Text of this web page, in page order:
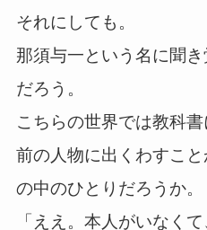
それにしても。
那須与一という名に聞
だろう。
こちらの世界では教科
前の人物に出くわすこ
の中のひとりだろうか。
「ええ。本人がいなく